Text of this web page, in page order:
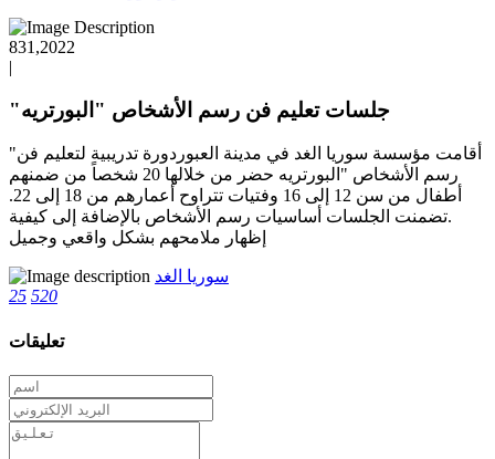
831,2022
|
"جلسات تعليم فن رسم الأشخاص "البورتريه
"أقامت مؤسسة سوريا الغد في مدينة العبوردورة تدريبية لتعليم فن
رسم الأشخاص "البورتريه حضر من خلالها 20 شخصاً من ضمنهم
أطفال من سن 12 إلى 16 وفتيات تتراوح أعمارهم من 18 إلى 22.
.تضمنت الجلسات أساسيات رسم الأشخاص بالإضافة إلى كيفية
إظهار ملامحهم بشكل واقعي وجميل
سوريا الغد
25 520
تعليقات